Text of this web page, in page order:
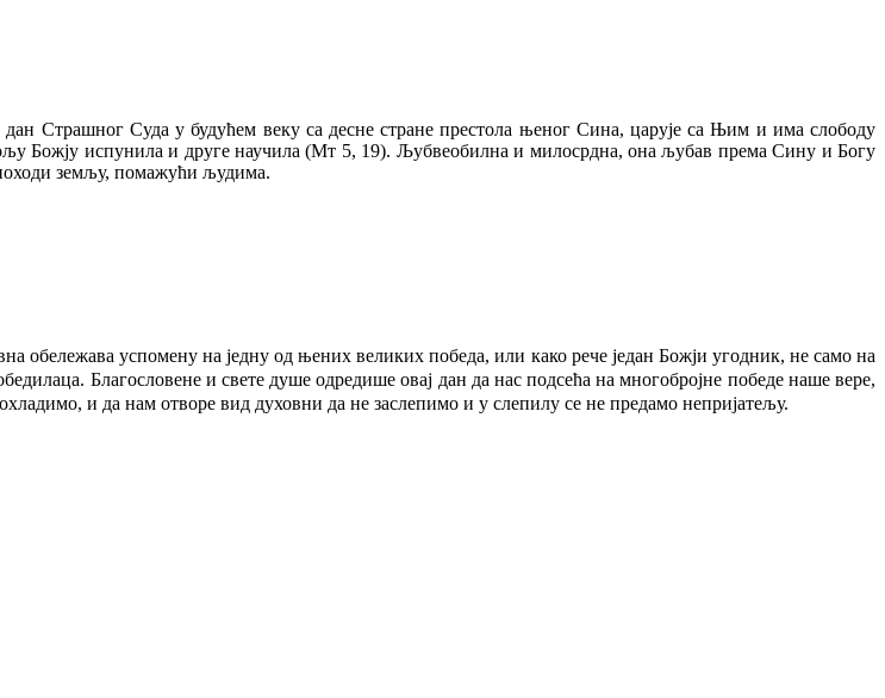
Страшног Суда у будућем веку са десне стране престола њеног Сина, царује са Њим и има слободу
Божју испунила и друге научила (Мт 5, 19). Љубвеобилна и милосрдна, она љубав према Сину и Богу
земљу, помажући људима.
успомену на једну од њених великих победа, или како рече један Божји угодник, не само на
Благословене и свете душе одредише овај дан да нас подсећа на многобројне победе наше вере,
и да нам отворе вид духовни да не заслепимо и у слепилу се не предамо непријатељу.